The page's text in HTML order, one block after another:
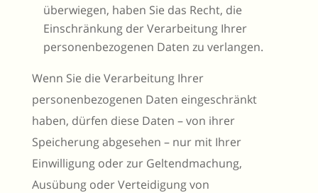
überwiegen, haben Sie das Recht, die
Einschränkung der Verarbeitung Ihrer
personenbezogenen Daten zu verlangen.
Wenn Sie die Verarbeitung Ihrer
personenbezogenen Daten eingeschränkt
haben, dürfen diese Daten – von ihrer
Speicherung abgesehen – nur mit Ihrer
Einwilligung oder zur Geltendmachung,
Ausübung oder Verteidigung von